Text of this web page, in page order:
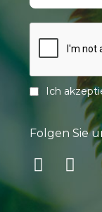
Ich
Folgen Sie